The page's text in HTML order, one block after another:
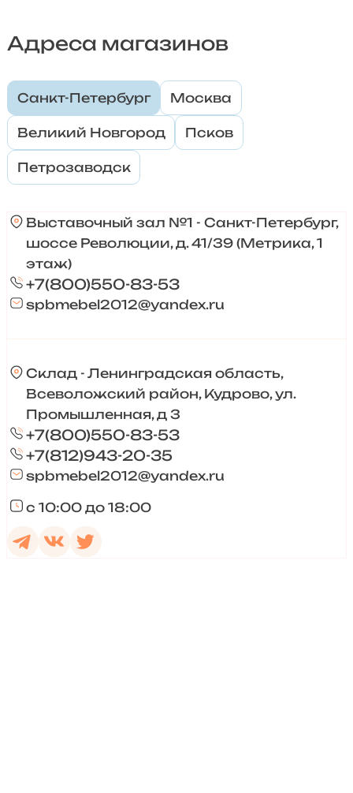
Адреса магазинов
Санкт-Петербург Москва
Великий Новгород Псков
Петрозаводск
Выставочный зал №1 - Санкт-Петербург,
шоссе Революции, д. 41/39 (Метрика, 1
этаж)
+7(800)550-83-53
spbmebel2012@yandex.ru
Склад - Ленинградская область,
Всеволожский район, Кудрово, ул.
Промышленная, д 3
+7(800)550-83-53
+7(812)943-20-35
spbmebel2012@yandex.ru
с 10:00 до 18:00